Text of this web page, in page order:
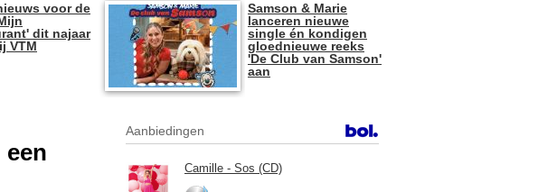
voor de
dit najaar
VTM
Samson & Marie
lanceren nieuwe
single én kondigen
gloednieuwe reeks
'De Club van Samson'
aan
Aanbiedingen
Camille - Sos (CD)